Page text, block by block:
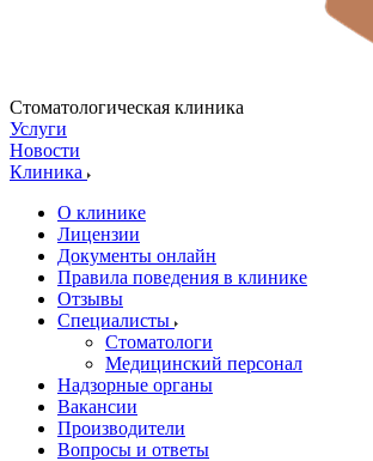
Стоматологическая клиника
Услуги
Новости
Клиника
О клинике
Лицензии
Документы онлайн
Правила поведения в клинике
Отзывы
Специалисты
Стоматологи
Медицинский персонал
Надзорные органы
Вакансии
Производители
Вопросы и ответы